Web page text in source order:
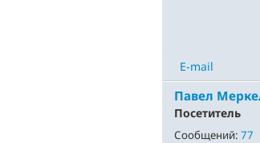
E-mail
Павел
Посетитель
Сообщений: 77